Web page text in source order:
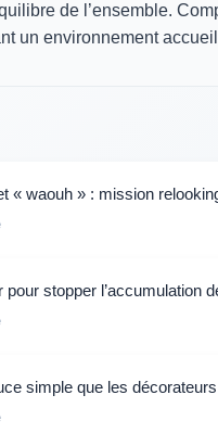
de l’ensemble.
un environnement
« waouh » : mission
pour stopper l’accumulation
simple que les